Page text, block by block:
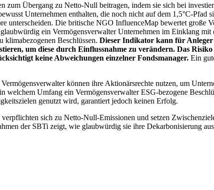
zum Übergang zu Netto-Null beitragen, indem sie sich bei
Unternehmen enthalten, die noch nicht auf dem 1,5°C-
unterscheiden. Die britische NGO InfluenceMap bewertet große
ein Vermögensverwalter Unternehmen im Einklang
klimabezogenen Beschlüssen. Dieser Indikator kann für
um diese durch Einflussnahme zu verändern. Das
keine Abweichungen einzelner Fondsmanager. Ein
Vermögensverwalter können ihre Aktionärsrechte nutzen, um
Umfang ein Vermögensverwalter ESG-bezogene
genutzt wird, garantiert jedoch keinen Erfolg.
sich zu Netto-Null-Emissionen und setzen
der SBTi zeigt, wie glaubwürdig sie ihre Dekarbonisierung